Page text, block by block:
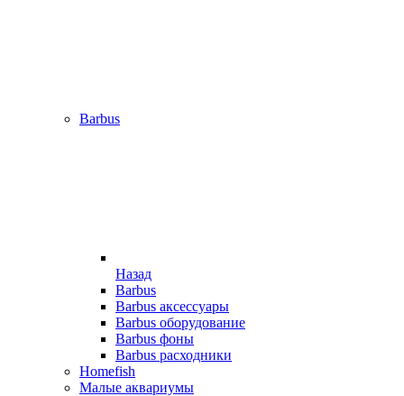
Barbus
Назад
Barbus
Barbus аксессуары
Barbus оборудование
Barbus фоны
Barbus расходники
Homefish
Малые аквариумы